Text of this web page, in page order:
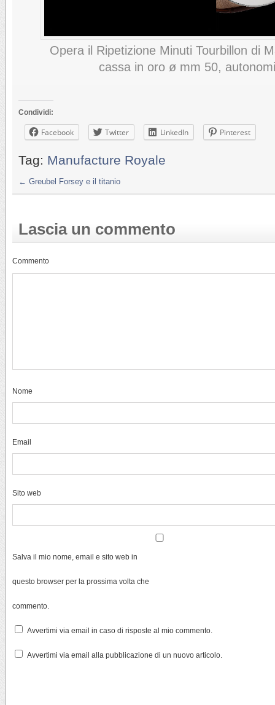
Opera il Ripetizione Minuti Tourbillon di
cassa in oro ø mm 50,
Condividi:
Facebook Twitter LinkedIn Pinterest
Tag: Manufacture Royale
← Greubel Forsey e il titanio
Lascia un commento
Commento
Nome
Email
Sito web
Salva il mio nome, email e sito web in
questo browser per la prossima volta che
commento.
Avvertimi via email in caso di risposte al mio commento.
Avvertimi via email alla pubblicazione di un nuovo articolo.